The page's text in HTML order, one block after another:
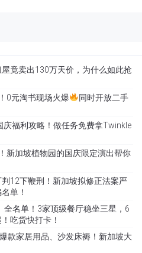
竟卖出130万天价，为什么如此抢
0元淘书现场火爆
同时开放二手
福利攻略！做任务免费拿Twinkle
新加坡植物园的国庆限定演出帮你
12下鞭刑！新加坡拟修正法案严
单！
名单！3家顶级餐厅稳坐三星，6
吃货快打卡！
款家居用品、沙发床褥！新加坡大